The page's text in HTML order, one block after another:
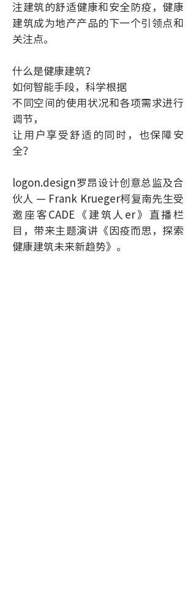
注建筑的舒适健康和安全防疫，健康
建筑成为地产产品的下一个引领点和
关注点。
什么是健康建筑？
如何智能手段，科学根据
不同空间的使用状况和各项需求进行
调节，
让用户享受舒适的同时，也保障安
全？
logon.design罗昂设计创意总监及合
伙人 — Frank Krueger柯复南先生受
邀座客CADE《建筑人er》直播栏
目，带来主题演讲《因疫而思，探索
健康建筑未来新趋势》。